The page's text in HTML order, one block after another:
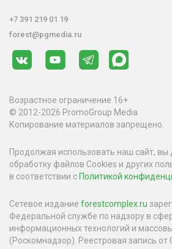
+7 391 219 01 19
forest@pgmedia.ru
Возрастное ограничение 16+
© 2012-2026 PromoGroup Media
Копирование материалов запрещено.
Продолжая использовать наш сайт, вы
обработку файлов Cookies и других
в соответствии сПолитикой
Сетевое издание forestcomplex.ru
Федеральной службе по надзору в
информационных технологий и
(Роскомнадзор). Реестровая запись